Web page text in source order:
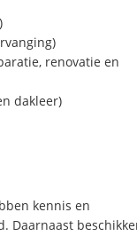
renovatie en
dakleer)
kennis en
Daarnaast